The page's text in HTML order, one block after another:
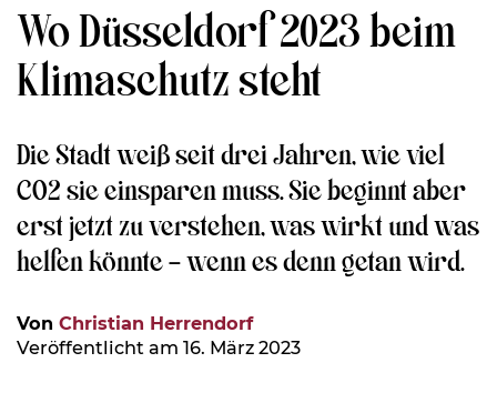
Wo Düsseldorf 2023 beim
Klimaschutz steht
Die Stadt weiß seit drei Jahren, wie viel
CO2 sie einsparen muss. Sie beginnt aber
erst jetzt zu verstehen, was wirkt und was
helfen könnte – wenn es denn getan wird.
Von Christian Herrendorf
Veröffentlicht am 16. März 2023